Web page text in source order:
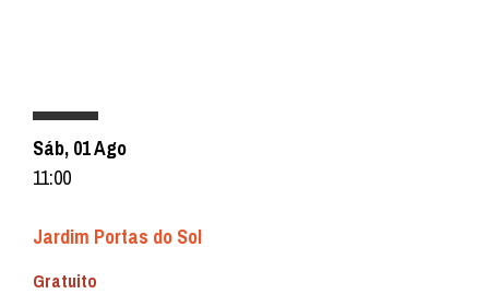
Sáb, 01 Ago
11:00
Jardim Portas do Sol
Gratuito